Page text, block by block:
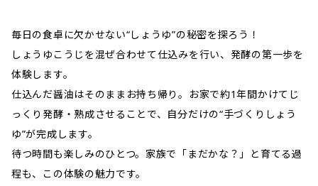
毎日の食卓に欠かせない“しょうゆ”の秘密を探ろう！
しょうゆこうじを混ぜ合わせて仕込みを行い、発酵の第一歩を
体験します。
仕込んだ醤油はそのままお持ち帰り。お家で約1年間かけてじ
っくり発酵・熟成させることで、自分だけの“手づくりしょう
ゆ”が完成します。
待つ時間も楽しみのひとつ。家族で「まだかな？」と育てる過
程も、この体験の魅力です。